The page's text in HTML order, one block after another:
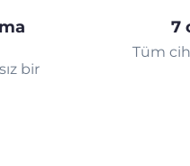
bir
7
Tüm